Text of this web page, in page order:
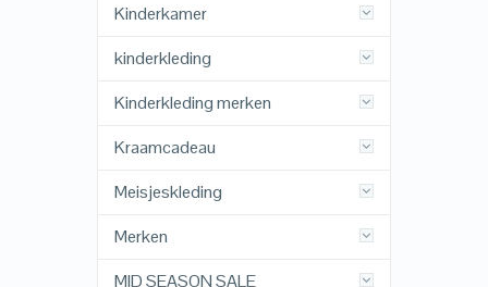
Kinderkamer
kinderkleding
Kinderkleding merken
Kraamcadeau
Meisjeskleding
Merken
MID SEASON SALE